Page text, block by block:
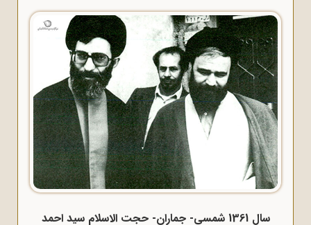
سال 1361 شمسی- جماران- حجت الاسلام سید احمد